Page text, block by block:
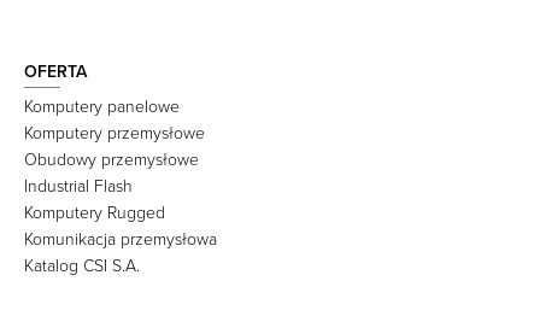
OFERTA
Komputery panelowe
Komputery przemysłowe
Obudowy przemysłowe
Industrial Flash
Komputery Rugged
Komunikacja przemysłowa
Katalog CSI S.A.